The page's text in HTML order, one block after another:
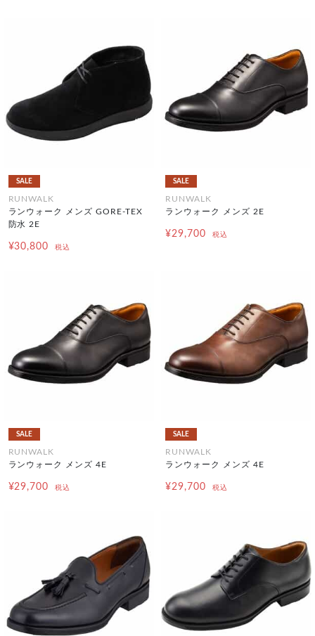
SALE
RUNWALK
ランウォーク メンズ GORE-TEX
防水 2E
¥30,800 税込
SALE
RUNWALK
ランウォーク メンズ 2E
¥29,700 税込
SALE
RUNWALK
ランウォーク メンズ 4E
¥29,700 税込
SALE
RUNWALK
ランウォーク メンズ 4E
¥29,700 税込